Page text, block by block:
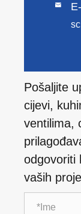

Pošaljite
cijevi,
ventilima,
odgovoriti
vaših